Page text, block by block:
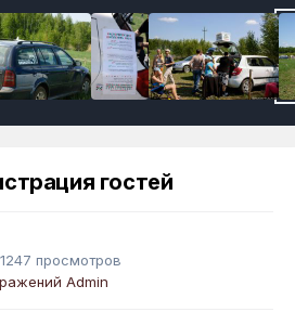
гостей
1247 просмотров
Admin